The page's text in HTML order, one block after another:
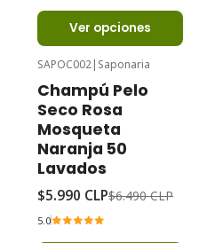
Ver opciones
SAPOC002| Saponaria
Champú Pelo
Seco Rosa
Mosqueta
Naranja 50
Lavados
$5.990 CLP$6.490 CLP
5.0